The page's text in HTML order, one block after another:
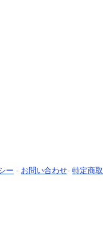
ー - お問い合わせ- 特定商